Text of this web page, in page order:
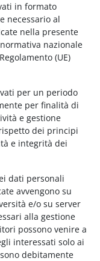
in formato
necessario al
nella presente
nazionale
(UE)
per un periodo
per finalità di
e gestione
dei principi
e integrità dei
dati personali
avvengono su
e/o su server
alla gestione
possono venire a
interessati solo ai
debitamente